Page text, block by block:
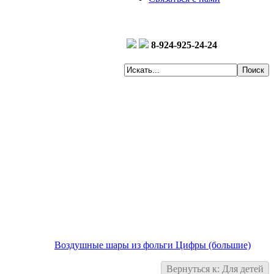
8-924-925-24-24
Воздушные шары из фольги Цифры (большие)
Вернуться к: Для детей